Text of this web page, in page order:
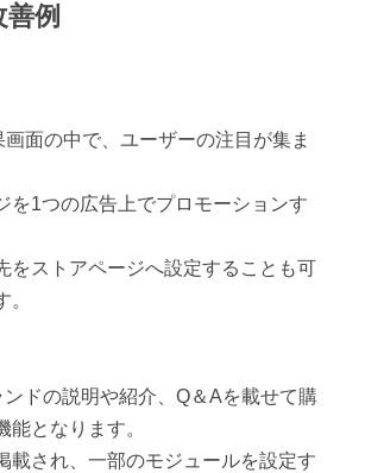
例
面の中で、ユーザーの注目が集ま
を1つの広告上でプロモーションす
をストアページへ設定することも可
ドの説明や紹介、Q＆Aを載せて購
となります。
載され、一部のモジュールを設定す